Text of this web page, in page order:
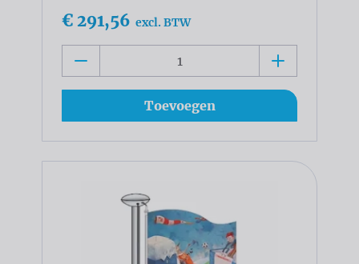
€ 291,56 excl. BTW
Toevoegen